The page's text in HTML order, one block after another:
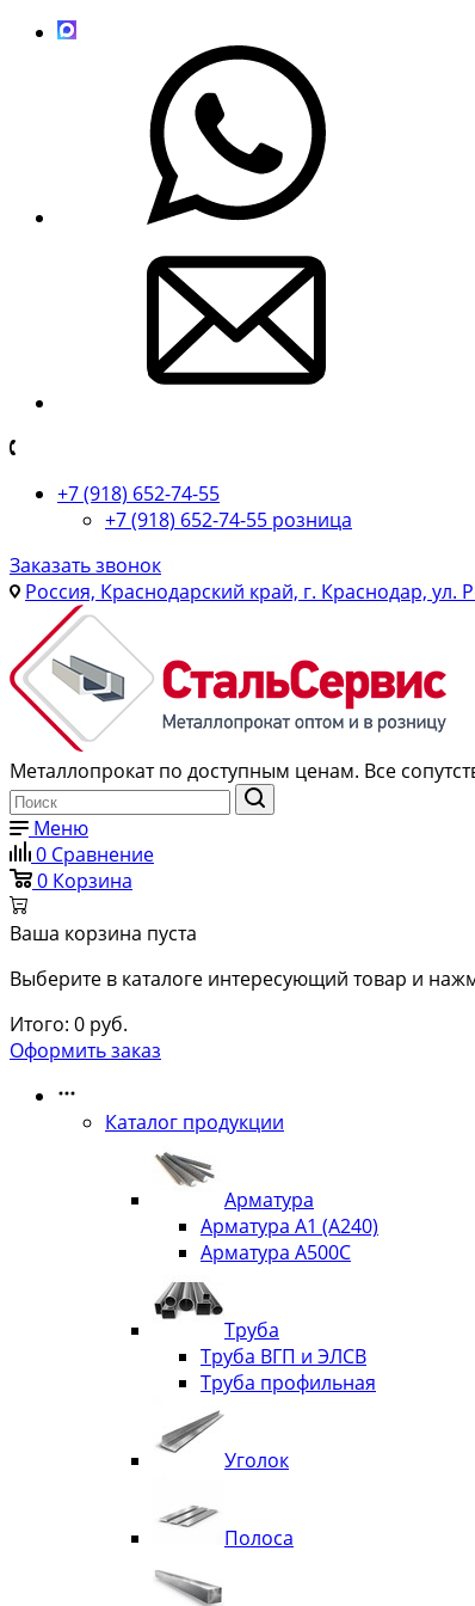
+7 (918) 652-74-55
+7 (918) 652-74-55 розница
Заказать звонок
Россия, Краснодарский край, г. Краснодар, ул.
Металлопрокат по доступным ценам. Все
Меню
0 Сравнение
0 Корзина
Ваша корзина пуста
Выберите в каталоге интересующий товар и
Итого: 0 руб.
Оформить заказ
Каталог продукции
Арматура
Арматура А1 (А240)
Арматура А500С
Труба
Труба ВГП и ЭЛСВ
Труба профильная
Уголок
Полоса